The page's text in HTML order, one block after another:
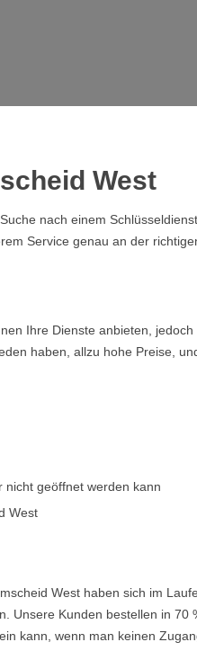
West
nach einem
Service genau an der
Ihre Dienste anbieten,
haben, allzu hohe Preise,
nicht geöffnet werden kann
West
West haben sich im
Unsere Kunden bestellen in
kann, wenn man keinen